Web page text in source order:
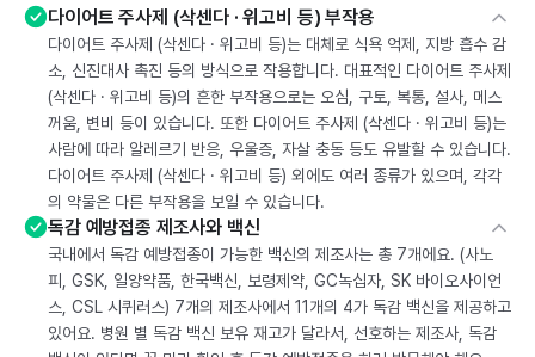
다이어트 주사제 (삭센다 · 위고비 등) 부작용
다이어트 주사제 (삭센다 · 위고비 등)는 대체로 식욕 억제, 지방 흡수 감
소, 신진대사 촉진 등의 방식으로 작용합니다. 대표적인 다이어트 주사제
(삭센다 · 위고비 등)의 흔한 부작용으로는 오심, 구토, 복통, 설사, 메스
꺼움, 변비 등이 있습니다. 또한 다이어트 주사제 (삭센다 · 위고비 등)는
사람에 따라 알레르기 반응, 우울증, 자살 충동 등도 유발할 수 있습니다.
다이어트 주사제 (삭센다 · 위고비 등) 외에도 여러 종류가 있으며, 각각
의 약물은 다른 부작용을 보일 수 있습니다.
독감 예방접종 제조사와 백신
국내에서 독감 예방접종이 가능한 백신의 제조사는 총 7개에요. (사노
피, GSK, 일양약품, 한국백신, 보령제약, GC녹십자, SK 바이오사이언
스, CSL 시퀴러스) 7개의 제조사에서 11개의 4가 독감 백신을 제공하고
있어요. 병원 별 독감 백신 보유 재고가 달라서, 선호하는 제조사, 독감